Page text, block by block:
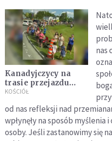
Kanadyjczycy na
trasie przejazdu
papieża Franciszka
KOŚCIÓŁ
nas
od nas refleksji nad
wpłynęły na sposób myślenia
osoby. Jeśli zastanowimy się